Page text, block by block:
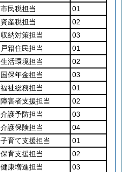
市民税担当
01
資産税担当
02
収納対策担当
03
戸籍住民担当
01
生活環境担当
02
国保年金担当
03
福祉総務担当
01
障害者支援担当
02
介護予防担当
03
介護保険担当
04
子育て支援担当
01
保育支援担当
02
健康増進担当
03